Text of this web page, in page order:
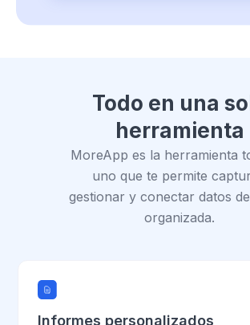
Todo en una
herramienta
MoreApp es la herramienta
uno que te permite
gestionar y conectar datos
organizada.
Informes personalizados